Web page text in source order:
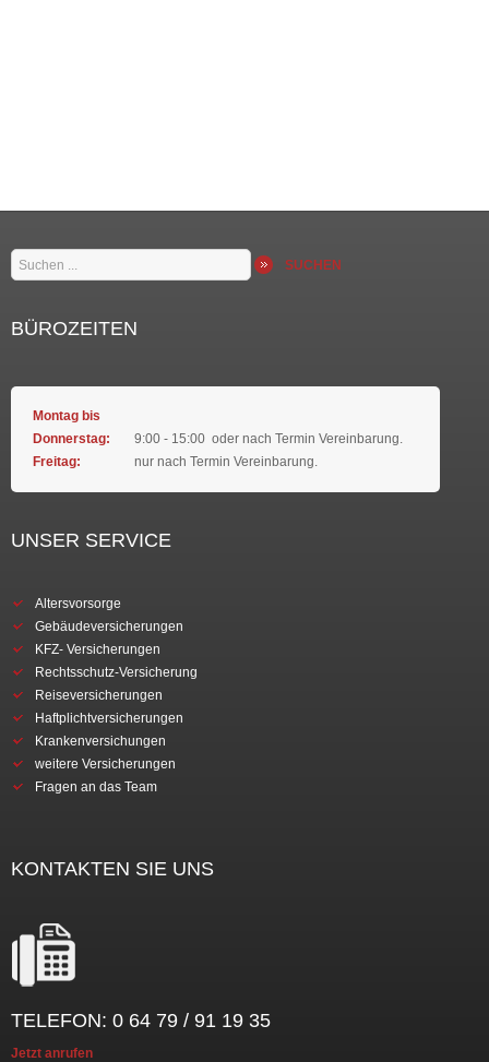
Suchen
...
SUCHEN
BÜROZEITEN
Montag bis
Donnerstag:
9:00 - 15:00 oder nach Termin Vereinbarung.
Freitag:
nur nach Termin Vereinbarung.
UNSER SERVICE
Altersvorsorge
Gebäudeversicherungen
KFZ- Versicherungen
Rechtsschutz-Versicherung
Reiseversicherungen
Haftplichtversicherungen
Krankenversichungen
weitere Versicherungen
Fragen an das Team
KONTAKTEN SIE UNS
TELEFON: 0 64 79 / 91 19 35
Jetzt anrufen